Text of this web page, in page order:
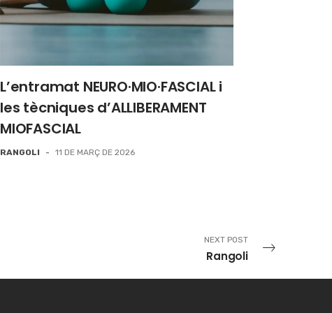
L’entramat NEURO·MIO·FASCIAL i
les tècniques d’ALLIBERAMENT
MIOFASCIAL
RANGOLI - 11 DE MARÇ DE 2026
NEXT POST
Rangoli